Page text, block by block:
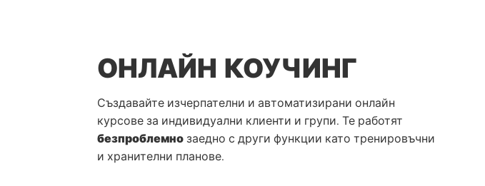
ОНЛАЙН КОУЧИНГ
Създавайте изчерпателни и автоматизирани онлайн
курсове за индивидуални клиенти и групи. Те работят
безпроблемно заедно с други функции като тренировъчни
и хранителни планове.